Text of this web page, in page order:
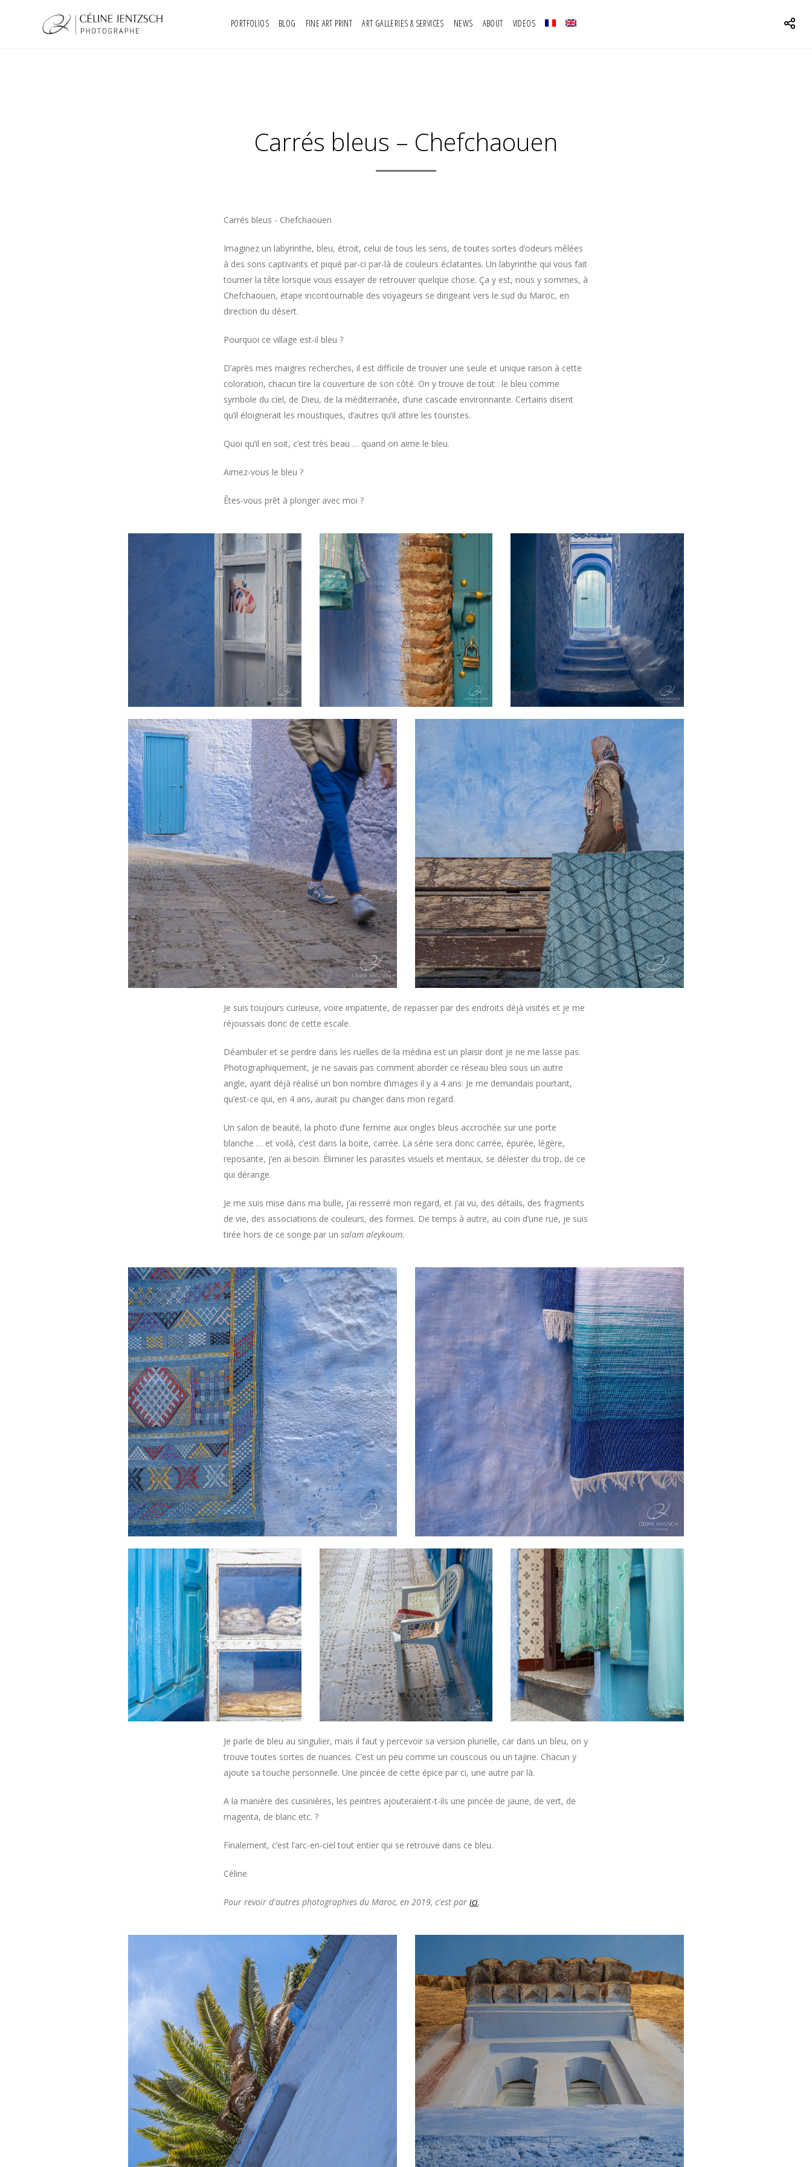
PORTFOLIOS BLOG FINE ART PRINT ART GALLERIES & SERVICES NEWS ABOUT VIDEOS
Carrés bleus – Chefchaouen
Carrés bleus - Chefchaouen
Imaginez un labyrinthe, bleu, étroit, celui de tous les sens, de toutes sortes d’odeurs mêlées
à des sons captivants et piqué par-ci par-là de couleurs éclatantes. Un labyrinthe qui vous fait
tourner la tête lorsque vous essayer de retrouver quelque chose. Ça y est, nous y sommes, à
Chefchaouen, étape incontournable des voyageurs se dirigeant vers le sud du Maroc, en
direction du désert.
Pourquoi ce village est-il bleu ?
D’après mes maigres recherches, il est difficile de trouver une seule et unique raison à cette
coloration, chacun tire la couverture de son côté. On y trouve de tout : le bleu comme
symbole du ciel, de Dieu, de la méditerranée, d’une cascade environnante. Certains disent
qu’il éloignerait les moustiques, d’autres qu’il attire les touristes.
Quoi qu’il en soit, c’est très beau … quand on aime le bleu.
Aimez-vous le bleu ?
Êtes-vous prêt à plonger avec moi ?
Je suis toujours curieuse, voire impatiente, de repasser par des endroits déjà visités et je me
réjouissais donc de cette escale.
Déambuler et se perdre dans les ruelles de la médina est un plaisir dont je ne me lasse pas.
Photographiquement, je ne savais pas comment aborder ce réseau bleu sous un autre
angle, ayant déjà réalisé un bon nombre d’images il y a 4 ans. Je me demandais pourtant,
qu’est-ce qui, en 4 ans, aurait pu changer dans mon regard.
Un salon de beauté, la photo d’une femme aux ongles bleus accrochée sur une porte
blanche … et voilà, c’est dans la boite, carrée. La série sera donc carrée, épurée, légère,
reposante, j’en ai besoin. Éliminer les parasites visuels et mentaux, se délester du trop, de ce
qui dérange.
Je me suis mise dans ma bulle, j’ai resserré mon regard, et j’ai vu, des détails, des fragments
de vie, des associations de couleurs, des formes. De temps à autre, au coin d’une rue, je suis
tirée hors de ce songe par unsalam aleykoum.
Je parle de bleu au singulier, mais il faut y percevoir sa version plurielle, car dans un bleu, on y
trouve toutes sortes de nuances. C’est un peu comme un couscous ou un tajine. Chacun y
ajoute sa touche personnelle. Une pincée de cette épice par ci, une autre par là.
A la manière des cuisinières, les peintres ajouteraient-t-ils une pincée de jaune, de vert, de
magenta, de blanc etc. ?
Finalement, c’est l’arc-en-ciel tout entier qui se retrouve dans ce bleu.
Céline
Pour revoir d'autres photographies du Maroc, en 2019, c'est parici.